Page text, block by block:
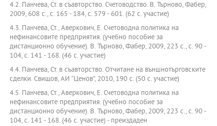
4.2. Панчева, Ст. в съавторство. Счетоводство. В. Търново, Фабер,
2009, 608 с., с. 165 - 184, с. 579 - 601. (62 с. участие)
4.3. Панчева, Ст., Аверкович, Е. Счетоводна политика на
нефинансовите предприятия. (учебно пособие за
дистанционно обучение). В. Търново, Фабер, 2009, 223 с., с. 90 -
104, с. 141 - 168. (46 с. участие)
4.4. Панчева, Ст. в съавторство. Отчитане на външнотърговските
сделки. Свищов, АИ “Ценов”, 2010, 190 с. (50 с. участие)
4.5. Панчева, Ст., Аверкович, Е. Счетоводна политика на
нефинансовите предприятия. (учебно пособие за
дистанционно обучение). В. Търново, Фабер, 2009, 223 с., с. 90 -
104, с. 141 - 168. (46 с. участие) - преиздаден